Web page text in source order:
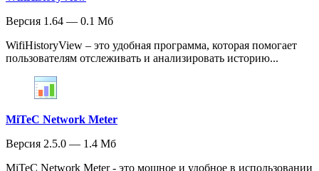
Версия 1.64 — 0.1 Мб
WifiHistoryView – это удобная программа, которая помогает
пользователям отслеживать и анализировать историю...
MiTeC Network Meter
Версия 2.5.0 — 1.4 Мб
MiTeC Network Meter - это мощное и удобное в использовании